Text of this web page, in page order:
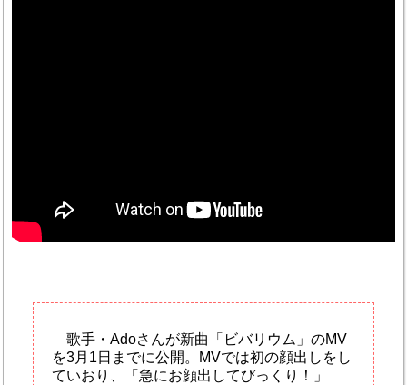
歌手・Adoさんが新曲「ビバリウム」のMV
を3月1日までに公開。MVでは初の顔出しをし
ていおり、「急にお顔出してびっくり！」